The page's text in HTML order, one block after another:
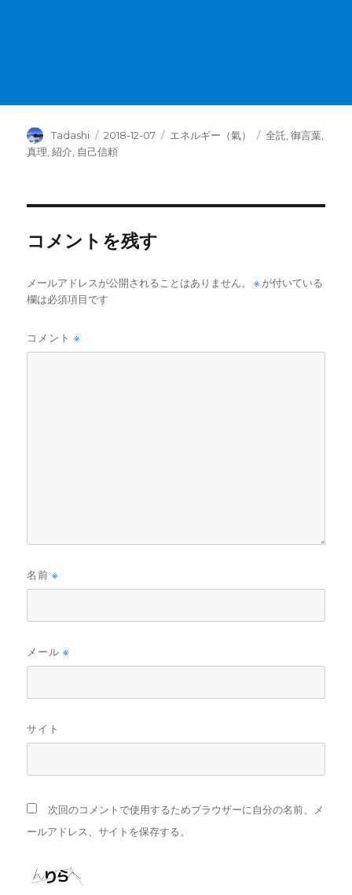
投
稿
Tadashi
投
稿
2018-12-07
カ
エネルギー（氣）
タ
全託 ,御言葉
真理 ,紹介 自己信頼
コメントを残す
メールアドレスが公開されることはありません。 ※ が付いている
欄は必須項目です
コメント※
名前※
メール※
サイト
次回のコメントで使用するためブラウザーに自分の名前、メ
ールアドレス、サイトを保存する。